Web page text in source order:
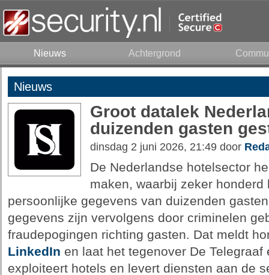
Nieuws Achtergrond
Nieuws
Groot datalek
duizenden gasten
dinsdag 2 juni 2026, 21:49 door
De Nederlandse hotelsector
maken, waarbij zeker
persoonlijke gegevens van duizenden
gegevens zijn vervolgens door criminelen
fraudepogingen richting gasten. Dat meldt
LinkedIn en laat het tegenover De Telegraaf
exploiteert hotels en levert diensten aan de